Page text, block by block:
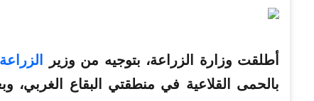
أطلقت وزارة الزراعة، بتوجيه من وزير الزراعة
بالحمى القلاعية في منطقتي البقاع